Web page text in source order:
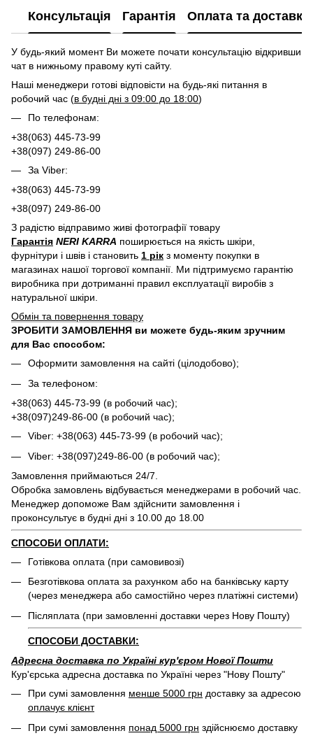
Консультація Гарантія Оплата та доставка
У будь-який момент Ви можете почати консультацію відкривши
чат в нижньому правому куті сайту.
Наші менеджери готові відповісти на будь-які питання в
робочий час (в будні дні з 09:00 до 18:00)
По телефонам:
+38(063) 445-73-99
+38(097) 249-86-00
За Viber:
+38(063) 445-73-99
+38(097) 249-86-00
З радістю відправимо живі фотографії товару
Гарантія NERI KARRA поширюється на якість шкіри,
фурнітури і швів і становить 1 рік з моменту покупки в
магазинах нашої торгової компанії. Ми підтримуємо гарантію
виробника при дотриманні правил експлуатації виробів з
натуральної шкіри.
Обмін та повернення товару
ЗРОБИТИ ЗАМОВЛЕННЯ ви можете будь-яким зручним
для Вас способом:
Оформити замовлення на сайті (цілодобово);
За телефоном:
+38(063) 445-73-99 (в робочий час);
+38(097)249-86-00 (в робочий час);
Viber: +38(063) 445-73-99 (в робочий час);
Viber: +38(097)249-86-00 (в робочий час);
Замовлення приймаються 24/7.
Обробка замовлень відбувається менеджерами в робочий час.
Менеджер допоможе Вам здійснити замовлення і
проконсультує в будні дні з 10.00 до 18.00
СПОСОБИ ОПЛАТИ:
Готівкова оплата (при самовивозі)
Безготівкова оплата за рахунком або на банківську карту
(через менеджера або самостійно через платіжні системи)
Післяплата (при замовленні доставки через Нову Пошту)
СПОСОБИ ДОСТАВКИ:
Адресна доставка по Україні кур'єром Нової Пошти
Кур'єрська адресна доставка по Україні через "Нову Пошту"
При сумі замовлення менше 5000 грн доставку за адресою
оплачує клієнт
При сумі замовлення понад 5000 грн здійснюємо доставку